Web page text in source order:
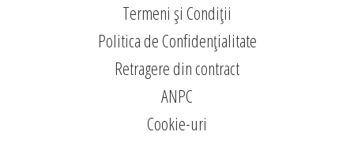
Termeni și Condiții
Politica de Confidențialitate
Retragere din contract
ANPC
Cookie-uri